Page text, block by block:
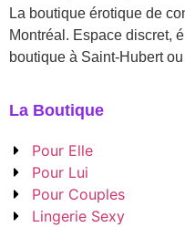
La boutique érotique de
Montréal. Espace discret,
boutique à Saint-Hubert
La Boutique
Pour Elle
Pour Lui
Pour Couples
Lingerie Sexy